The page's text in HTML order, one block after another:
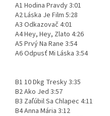
A1 Hodina Pravdy 3:01
A2 Láska Je Film 5:28
A3 Odkazovač 4:01
A4 Hey, Hey, Zlato 4:26
A5 Prvý Na Rane 3:54
A6 Odpusť Mi Láska 3:54
B1 10 Dkg Tresky 3:35
B2 Ako Jed 3:57
B3 Zaľúbil Sa Chlapec 4:11
B4 Anna Mária 3:12